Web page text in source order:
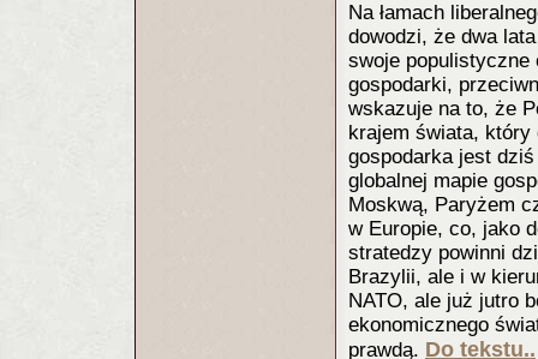
Na łamach
dowodzi, że dwa
swoje populistyczne
gospodarki,
wskazuje na to, że
krajem świata, który
gospodarka jest
globalnej mapie
Moskwą, Paryżem
w Europie, co, jako
stratedzy powinni
Brazylii, ale i w
NATO, ale już jutro
ekonomicznego
prawdą. Do tekstu..